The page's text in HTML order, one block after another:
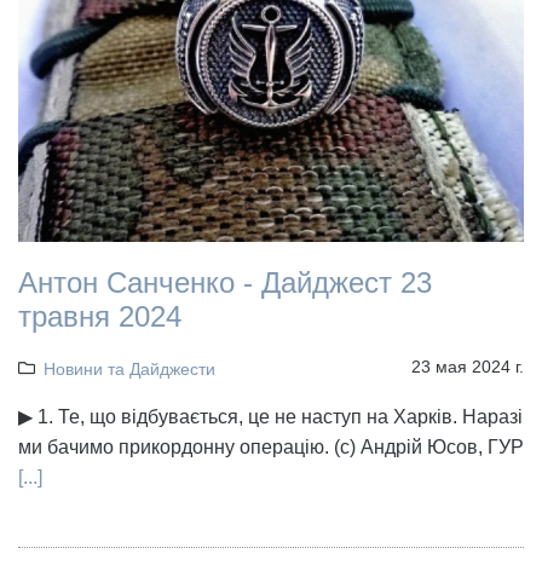
Антон Санченко - Дайджест 23
травня 2024
Новини та Дайджести 23 мая 2024 г.
▶ 1. Те, що відбувається, це не наступ на Харків. Наразі
ми бачимо прикордонну операцію. (с) Андрій Юсов, ГУР
[...]